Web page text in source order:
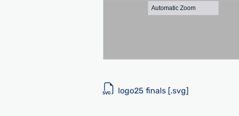
logo25 finals [.svg]